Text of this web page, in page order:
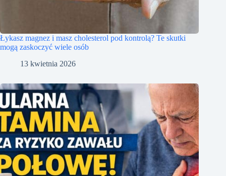
Łykasz magnez i masz cholesterol pod kontrolą? Te skutki
mogą zaskoczyć wiele osób
13 kwietnia 2026